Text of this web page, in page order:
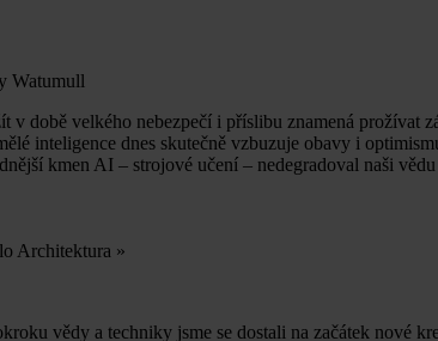
Watumull
v době velkého nebezpečí i příslibu znamená prožívat
inteligence dnes skutečně vzbuzuje obavy i
kmen AI – strojové učení – nedegradoval naši
Architektura »
vědy a techniky jsme se dostali na začátek nové